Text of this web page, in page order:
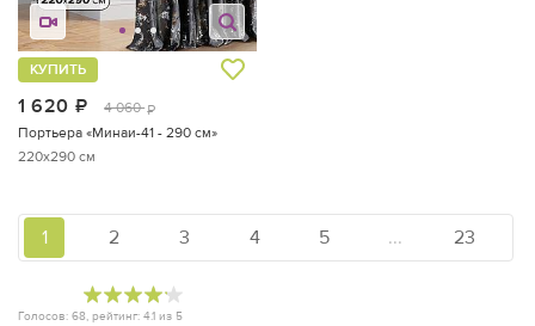
1 620 руб.
4 060 руб.
КУПИТЬ
Портьера «Минаи-41 - 290 см»
220x290 см
Голосов: 68, рейтинг: 4.1 из 5
1 2 3 4 5 ... 23